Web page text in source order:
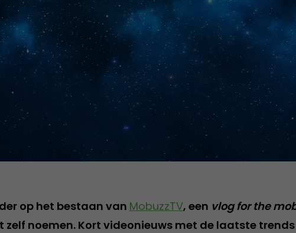
op het bestaan van MobuzzTV, een vlog for the
zelf noemen. Kort videonieuws met de laatste trends